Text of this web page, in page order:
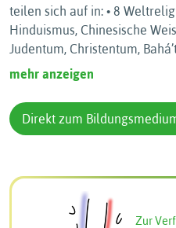
teilen sich auf in: • 8
Hinduismus, Chinesische
Judentum, Christentum,
mehr anzeigen
Direkt zum
Zur